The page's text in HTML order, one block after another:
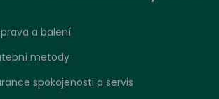
a balení
metody
spokojenosti a servis